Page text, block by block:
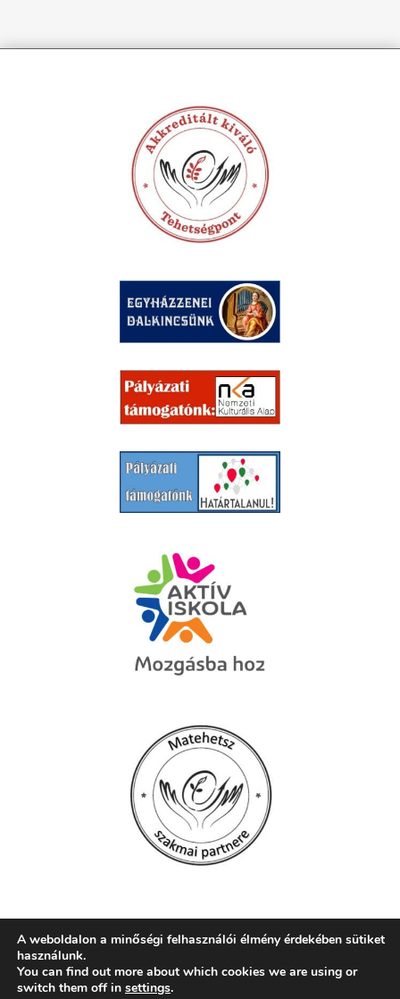
© 2026 Szent Mór Iskolaközpont, Pécs
A weboldalon a minőségi felhasználói élmény érdekében sütiket
használunk.
You can find out more about which cookies we are using or
switch them off in settings.